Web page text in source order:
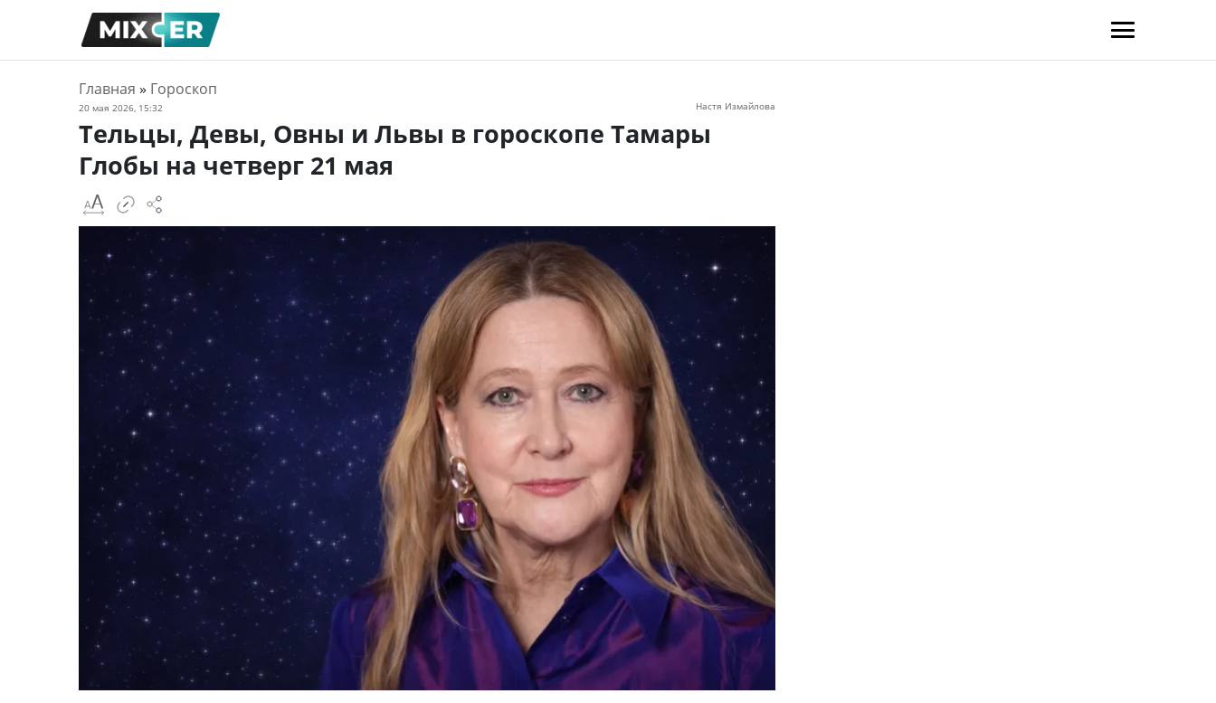
Главная » Гороскоп
20 мая 2026, 15:32 Настя Измайлова
Тельцы, Девы, Овны и Львы в гороскопе Тамары
Глобы на четверг 21 мая